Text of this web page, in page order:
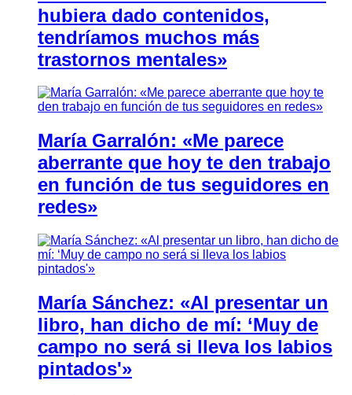
hubiera dado contenidos,
tendríamos muchos más
trastornos mentales»
María Garralón: «Me parece
aberrante que hoy te den trabajo
en función de tus seguidores en
redes»
María Sánchez: «Al presentar un
libro, han dicho de mí: ‘Muy de
campo no será si lleva los labios
pintados'»